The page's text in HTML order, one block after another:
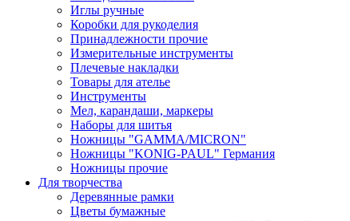
Иглы ручные
Коробки для рукоделия
Принадлежности прочие
Измерительные инструменты
Плечевые накладки
Товары для ателье
Инструменты
Мел, карандаши, маркеры
Наборы для шитья
Ножницы "GAMMA/MICRON"
Ножницы "KONIG-PAUL" Германия
Ножницы прочие
Для творчества
Деревянные рамки
Цветы бумажные